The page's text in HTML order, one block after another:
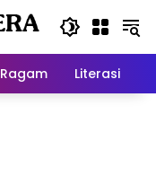
Ragam Literasi